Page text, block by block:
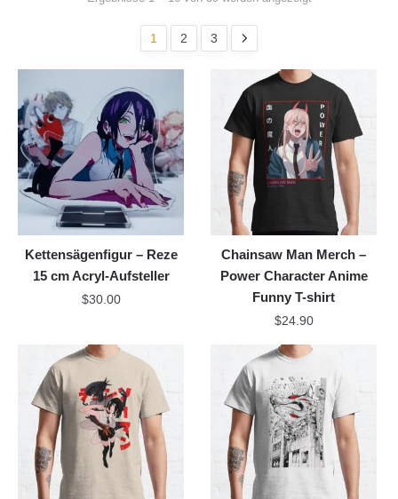
1 2 3
Kettensägenfigur – Reze
15 cm Acryl-Aufsteller
$30.00
Chainsaw Man Merch –
Power Character Anime
Funny T-shirt
$24.90